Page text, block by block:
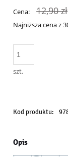
Cena: 12,90 zł
Najniższa cena z
szt.
Kod produktu:
Opis